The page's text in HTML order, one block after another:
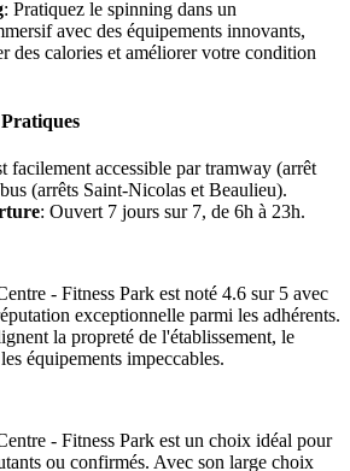
: Pratiquez le spinning dans un
avec des équipements innovants,
des calories et améliorer votre condition
facilement accessible par tramway (arrêt
(arrêts Saint-Nicolas et Beaulieu).
: Ouvert 7 jours sur 7, de 6h à 23h.
- Fitness Park est noté 4.6 sur 5 avec
exceptionnelle parmi les adhérents.
la propreté de l'établissement, le
équipements impeccables.
- Fitness Park est un choix idéal pour
ou confirmés. Avec son large choix